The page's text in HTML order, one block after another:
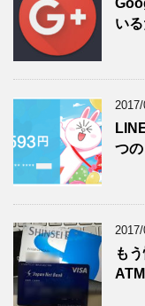
い
つ
も